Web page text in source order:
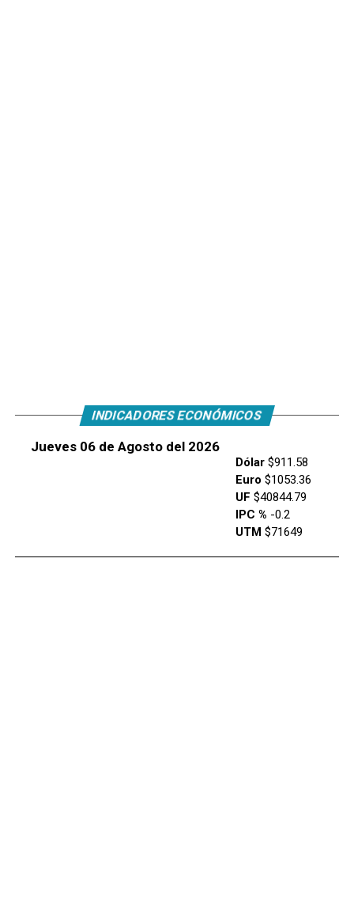
INDICADORES ECONÓMICOS
Jueves 06 de Agosto del 2026
Dólar$911.58
Euro $1053.36
UF $40844.79
IPC % -0.2
UTM$71649